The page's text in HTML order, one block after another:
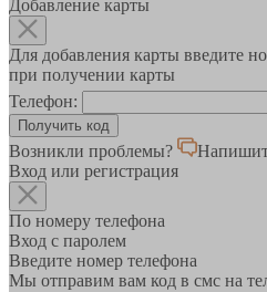
Добавление карты
Для добавления карты введите
при получении карты
Телефон:
Возникли проблемы?
Вход или регистрация
По номеру телефона
Вход с паролем
Введите номер телефона
Мы отправим вам код в смс на